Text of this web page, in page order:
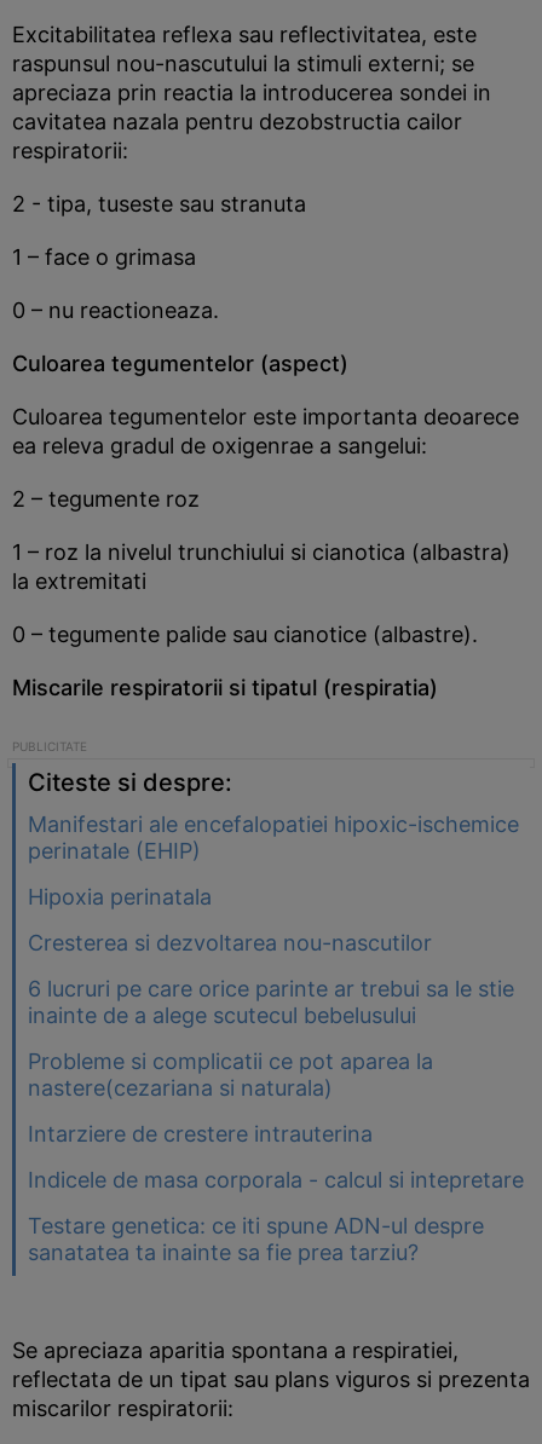
Excitabilitatea reflexa sau reflectivitatea, este
raspunsul nou-nascutului la stimuli externi; se
apreciaza prin reactia la introducerea sondei in
cavitatea nazala pentru dezobstructia cailor
respiratorii:
2 - tipa, tuseste sau stranuta
1 – face o grimasa
0 – nu reactioneaza.
Culoarea tegumentelor (aspect)
Culoarea tegumentelor este importanta deoarece
ea releva gradul de oxigenrae a sangelui:
2 – tegumente roz
1 – roz la nivelul trunchiului si cianotica (albastra)
la extremitati
0 – tegumente palide sau cianotice (albastre).
Miscarile respiratorii si tipatul (respiratia)
Citeste si despre:
Manifestari ale encefalopatiei hipoxic-ischemice
perinatale (EHIP)
Hipoxia perinatala
Cresterea si dezvoltarea nou-nascutilor
6 lucruri pe care orice parinte ar trebui sa le stie
inainte de a alege scutecul bebelusului
Probleme si complicatii ce pot aparea la
nastere(cezariana si naturala)
Intarziere de crestere intrauterina
Indicele de masa corporala - calcul si intepretare
Testare genetica: ce iti spune ADN-ul despre
sanatatea ta inainte sa fie prea tarziu?
Se apreciaza aparitia spontana a respiratiei,
reflectata de un tipat sau plans viguros si prezenta
miscarilor respiratorii: